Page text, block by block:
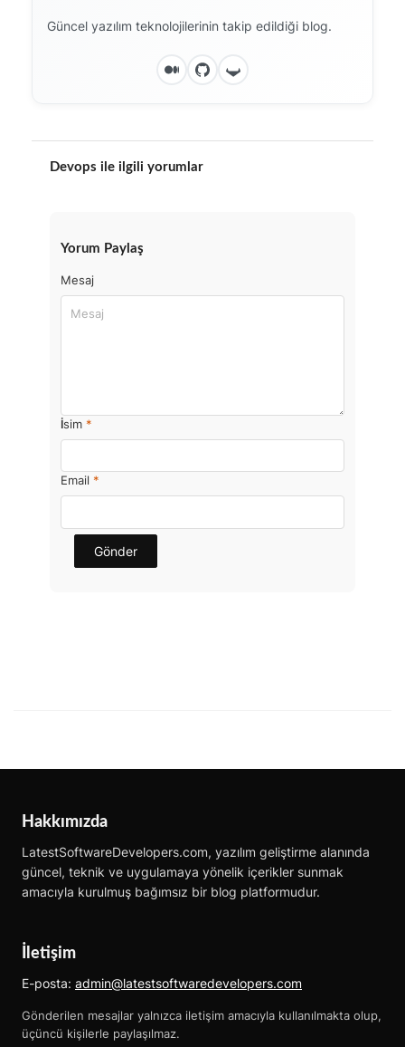
Güncel yazılım teknolojilerinin takip edildiği blog.
Devops ile ilgili yorumlar
Yorum Paylaş
Mesaj
İsim *
Email *
Gönder
Hakkımızda
LatestSoftwareDevelopers.com, yazılım geliştirme alanında
güncel, teknik ve uygulamaya yönelik içerikler sunmak
amacıyla kurulmuş bağımsız bir blog platformudur.
İletişim
E-posta: admin@latestsoftwaredevelopers.com
Gönderilen mesajlar yalnızca iletişim amacıyla kullanılmakta olup,
üçüncü kişilerle paylaşılmaz.